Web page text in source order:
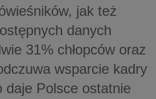
jak też
danych
31% chłopców oraz
wsparcie kadry
daje Polsce ostatnie